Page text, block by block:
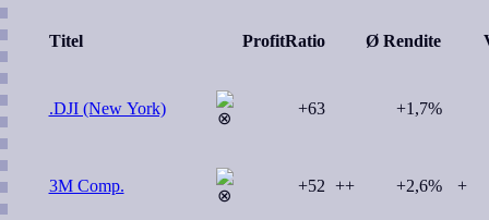
Titel ProfitRatio Ø Rendite
.DJI (New York) +63 +1,7%
3M Comp. +52 ++ +2,6% +